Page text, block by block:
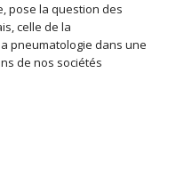
pose la question des
celle de la
pneumatologie dans une
de nos sociétés